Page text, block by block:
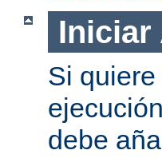
Iniciar
Si
debe